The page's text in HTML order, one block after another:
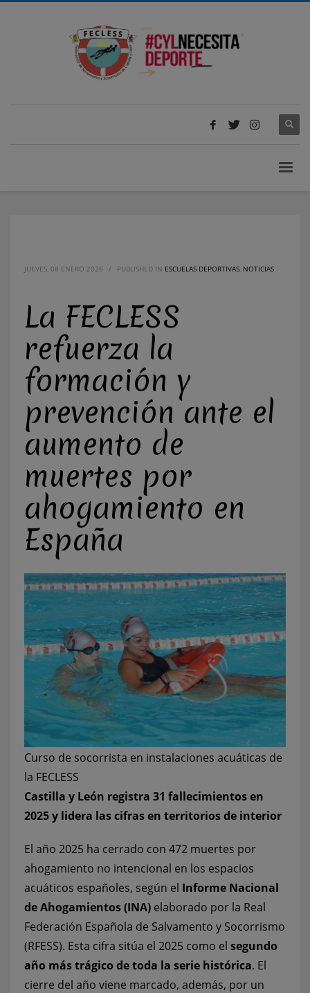
JUEVES, 08 ENERO 2026 / PUBLISHED IN ESCUELAS DEPORTIVAS NOTICIAS
La FECLESS
refuerza la
formación y
prevención ante el
aumento de
muertes por
ahogamiento en
España
Curso de socorrista en instalaciones acuáticas de
la FECLESS
Castilla y León registra 31 fallecimientos en
2025 y lidera las cifras en territorios de interior
El año 2025 ha cerrado con 472 muertes por
ahogamiento no intencional en los espacios
acuáticos españoles, según el Informe Nacional
de Ahogamientos (INA) elaborado por la Real
Federación Española de Salvamento y Socorrismo
(RFESS). Esta cifra sitúa el 2025 como el segundo
año más trágico de toda la serie histórica. El
cierre del año viene marcado, además, por un